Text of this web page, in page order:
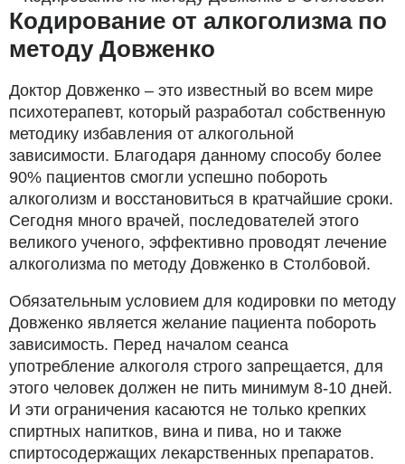
Кодирование от алкоголизма по
методу Довженко
Доктор Довженко – это известный во всем мире
психотерапевт, который разработал собственную
методику избавления от алкогольной
зависимости. Благодаря данному способу более
90% пациентов смогли успешно побороть
алкоголизм и восстановиться в кратчайшие сроки.
Сегодня много врачей, последователей этого
великого ученого, эффективно проводят лечение
алкоголизма по методу Довженко в Столбовой.
Обязательным условием для кодировки по методу
Довженко является желание пациента побороть
зависимость. Перед началом сеанса
употребление алкоголя строго запрещается, для
этого человек должен не пить минимум 8-10 дней.
И эти ограничения касаются не только крепких
спиртных напитков, вина и пива, но и также
спиртосодержащих лекарственных препаратов.